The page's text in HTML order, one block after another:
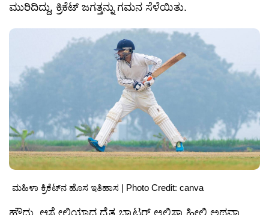
ಮುರಿದಿದ್ದು, ಕ್ರಿಕೆಟ್ ಜಗತ್ತನ್ನು ಗಮನ ಸೆಳೆಯಿತು.
ಮಹಿಳಾ ಕ್ರಿಕೆಟ್‌ನ ಹೊಸ ಇತಿಹಾಸ | Photo Credit: canva